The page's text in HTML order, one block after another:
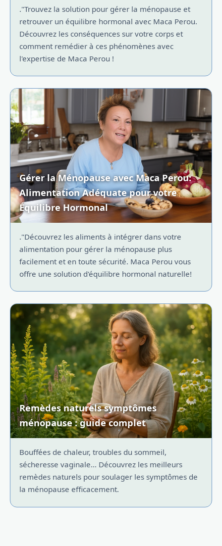
."Trouvez la solution pour gérer la ménopause et
retrouver un équilibre hormonal avec Maca Perou.
Découvrez les conséquences sur votre corps et
comment remédier à ces phénomènes avec
l'expertise de Maca Perou !
Gérer la Ménopause avec Maca Perou:
Alimentation Adéquate pour votre
Équilibre Hormonal
."Découvrez les aliments à intégrer dans votre
alimentation pour gérer la ménopause plus
facilement et en toute sécurité. Maca Perou vous
offre une solution d'équilibre hormonal naturelle!
Remèdes naturels symptômes
ménopause : guide complet
Bouffées de chaleur, troubles du sommeil,
sécheresse vaginale… Découvrez les meilleurs
remèdes naturels pour soulager les symptômes de
la ménopause efficacement.